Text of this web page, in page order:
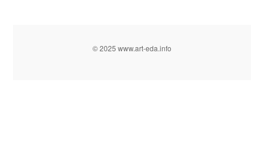
© 2025 www.art-eda.info